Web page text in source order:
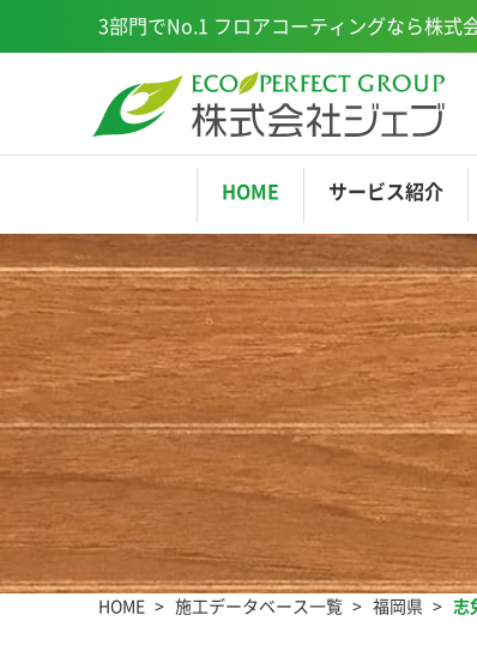
3部門でNo.1 フロアコーティングなら株式
HOME サービス紹介
EPCOAT
ショールーム横浜
ショールーム福岡
HOME 施工データベース一覧 福岡県 志